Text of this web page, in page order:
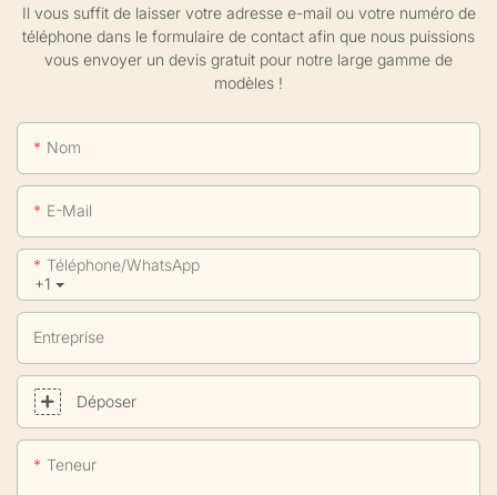
Il vous suffit de laisser votre adresse e-mail ou votre numéro de
téléphone dans le formulaire de contact afin que nous puissions
vous envoyer un devis gratuit pour notre large gamme de
modèles !
Nom
E-Mail
+1
Téléphone/WhatsApp
Entreprise
Déposer
Teneur